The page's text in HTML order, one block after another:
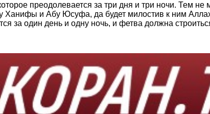
преодолевается за три дня и три ночи. Тем
Ханифы и Абу Юсуфа, да будет милостив к ним
за один день и одну ночь, и фетва должна